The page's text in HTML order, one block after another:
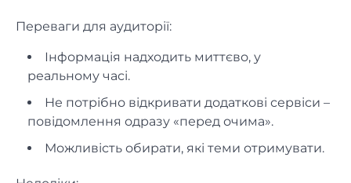
Переваги для аудиторії:
Інформація надходить миттєво, у
реальному часі.
Не потрібно відкривати додаткові сервіси –
повідомлення одразу «перед очима».
Можливість обирати, які теми отримувати.